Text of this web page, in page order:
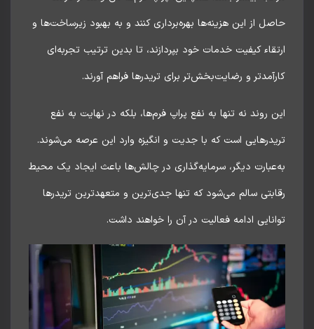
از این هزینه‌ها بهره‌برداری کنند و به بهبود زیرساخت‌ها و
کیفیت خدمات خود بپردازند، تا بدین ترتیب تجربه‌ای
و رضایت‌بخش‌تر برای تریدرها فراهم آورند.
روند نه تنها به نفع پراپ فرم‌ها، بلکه در نهایت به نفع
است که با جدیت و انگیزه وارد این عرصه می‌شوند.
دیگر، سرمایه‌گذاری در چالش‌ها باعث ایجاد یک محیط
سالم می‌شود که تنها جدی‌ترین و متعهدترین تریدرها
ادامه فعالیت در آن را خواهند داشت.